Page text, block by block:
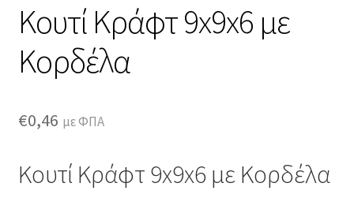
Κουτί Κράφτ 9x9x6 με
Κορδέλα
€0,46 με ΦΠΑ
Κουτί Κράφτ 9x9x6 με Κορδέλα